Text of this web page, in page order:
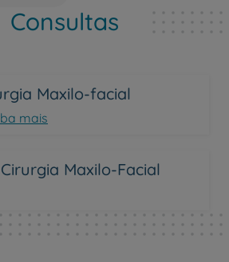
Consultas
Maxilo-facial
mais
Maxilo-Facial